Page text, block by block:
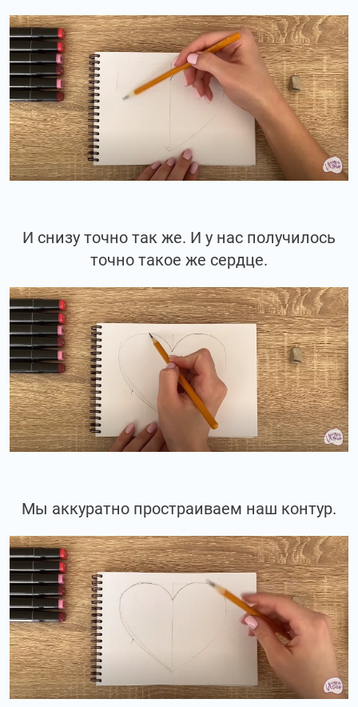
И снизу точно так же. И у нас получилось
точно такое же сердце.
Мы аккуратно простраиваем наш контур.